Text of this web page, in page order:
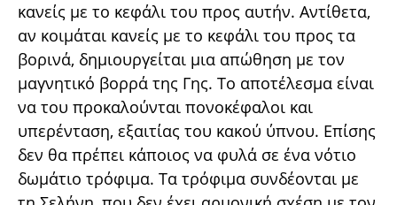
κανείς με το κεφάλι του προς αυτήν. Αντίθετα,
αν κοιμάται κανείς με το κεφάλι του προς τα
βορινά, δημιουργείται μια απώθηση με τον
μαγνητικό βορρά της Γης. Το αποτέλεσμα είναι
να του προκαλούνται πονοκέφαλοι και
υπερένταση, εξαιτίας του κακού ύπνου. Επίσης
δεν θα πρέπει κάποιος να φυλά σε ένα νότιο
δωμάτιο τρόφιμα. Τα τρόφιμα συνδέονται με